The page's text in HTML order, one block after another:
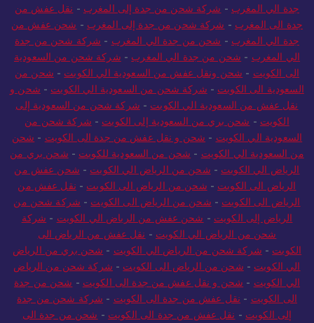
جدة الي المغرب - شركة شحن من جدة إلى المغرب - نقل عفش من
جدة الى المغرب - شركة شحن من جدة إلى المغرب - شحن عفش من
جدة الي المغرب - شحن من جدة الي المغرب - شركة شحن من جدة
الي المغرب - شحن من جدة الي المغرب - شركة شحن من السعودية
الى الكويت - شحن ونقل عفش من السعودية الي الكويت - شحن من
السعودية الى الكويت - شركة شحن من السعودية الي الكويت - شحن و
نقل عفش من السعودية الي الكويت - شركة شحن من السعودية إلى
الكويت - شحن بري من السعودية إلى الكويت - شركة شحن من
السعودية الي الكويت - شحن و نقل عفش من جدة الى الكويت - شحن
من السعودية الي الكويت - شحن من السعودية للكويت - شحن بري من
الرياض الي الكويت - شحن من الرياض الي الكويت - شحن عفش من
الرياض الى الكويت - شحن من الرياض الى الكويت - نقل عفش من
الرياض الى الكويت - شحن من الرياض الى الكويت - شركة شحن من
الرياض إلى الكويت - شحن عفش من الرياض الي الكويت - شركة
شحن من الرياض الي الكويت - نقل عفش من الرياض الى
الكويت - شركة شحن من الرياض الي الكويت - شحن بري من الرياض
الي الكويت - شحن من الرياض الى الكويت - شركة شحن من الرياض
الي الكويت - شحن و نقل عفش من جدة الى الكويت - شحن من جدة
الى الكويت - نقل عفش من جدة الى الكويت - شركة شحن من جدة
إلى الكويت - نقل عفش من جدة الى الكويت - شحن من جدة الى